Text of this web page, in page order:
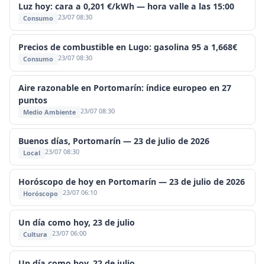
Luz hoy: cara a 0,201 €/kWh — hora valle a las 15:00
Consumo 23/07 08:30
Precios de combustible en Lugo: gasolina 95 a 1,668€
Consumo 23/07 08:30
Aire razonable en Portomarín: índice europeo en 27
puntos
Medio Ambiente 23/07 08:30
Buenos días, Portomarín — 23 de julio de 2026
Local 23/07 08:30
Horóscopo de hoy en Portomarín — 23 de julio de 2026
Horóscopo 23/07 06:10
Un día como hoy, 23 de julio
Cultura 23/07 06:00